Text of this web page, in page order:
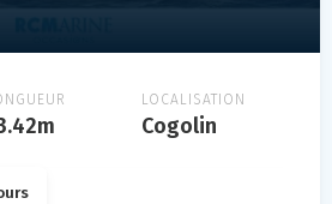
LOCALISATION
Cogolin